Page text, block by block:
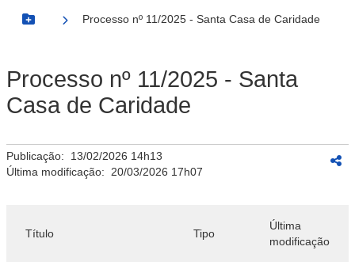
Botão Menu
Processo nº 11/2025 - Santa Casa de Caridade
Processo nº 11/2025 - Santa
Casa de Caridade
Publicação: 13/02/2026 14h13
Última modificação: 20/03/2026 17h07
Título Tipo
Última
modificação